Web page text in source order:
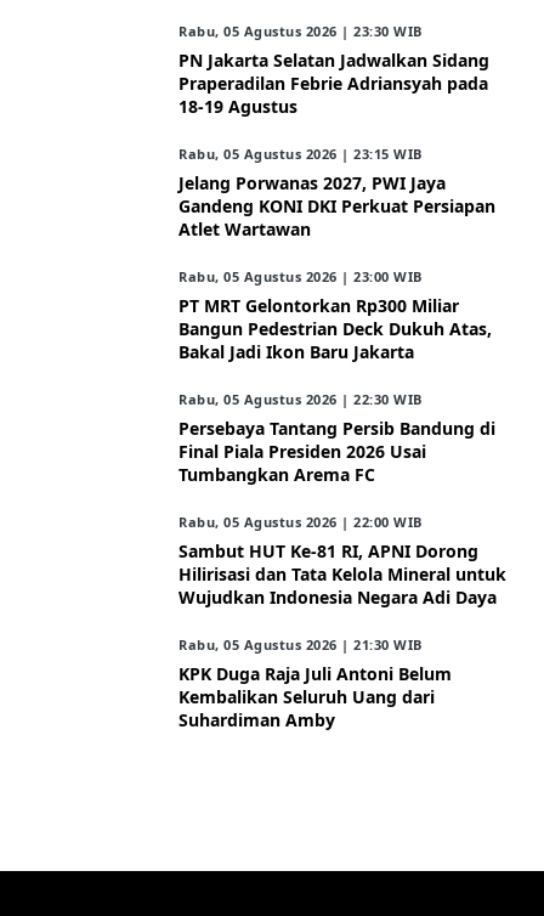
Rabu, 05 Agustus 2026 | 23:30 WIB
PN Jakarta Selatan Jadwalkan Sidang
Praperadilan Febrie Adriansyah pada
18-19 Agustus
Rabu, 05 Agustus 2026 | 23:15 WIB
Jelang Porwanas 2027, PWI Jaya
Gandeng KONI DKI Perkuat Persiapan
Atlet Wartawan
Rabu, 05 Agustus 2026 | 23:00 WIB
PT MRT Gelontorkan Rp300 Miliar
Bangun Pedestrian Deck Dukuh Atas,
Bakal Jadi Ikon Baru Jakarta
Rabu, 05 Agustus 2026 | 22:30 WIB
Persebaya Tantang Persib Bandung di
Final Piala Presiden 2026 Usai
Tumbangkan Arema FC
Rabu, 05 Agustus 2026 | 22:00 WIB
Sambut HUT Ke-81 RI, APNI Dorong
Hilirisasi dan Tata Kelola Mineral untuk
Wujudkan Indonesia Negara Adi Daya
Rabu, 05 Agustus 2026 | 21:30 WIB
KPK Duga Raja Juli Antoni Belum
Kembalikan Seluruh Uang dari
Suhardiman Amby